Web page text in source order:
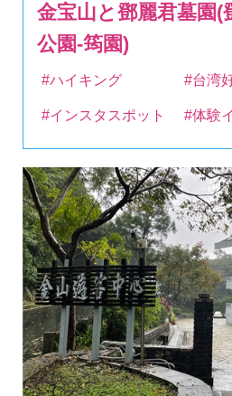
金宝山と鄧麗君墓園(
公園-筠園)
#ハイキング #台湾
#インスタスポット #体験